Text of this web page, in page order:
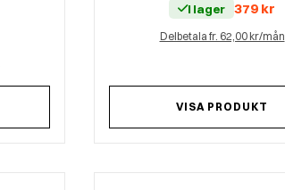
I lager 379 kr
Delbetala fr. 62,00 kr/mån
VISA PRODUKT